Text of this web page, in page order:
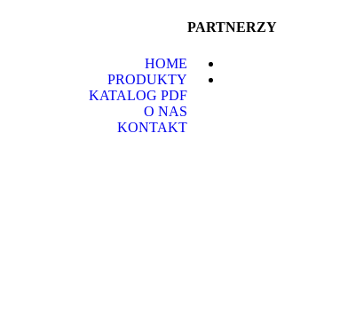
HOME
PRODUKTY
KATALOG PDF
O NAS
KONTAKT
PARTNERZY